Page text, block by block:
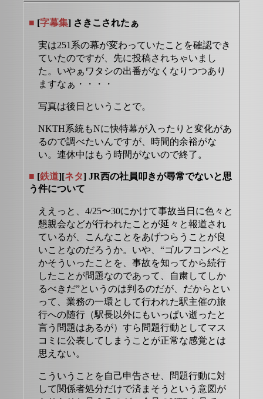
■ [字幕集] さきこされたぁ
実は251系の幕が変わっていたことを確認でき
ていたのですが、先に投稿されちゃいまし
た。いやぁワタシの出番がなくなりつつあり
ますなぁ・・・・
写真は後日ということで。
NKTH系統もNに快特幕が入ったりと変化があ
るので調べたいんですが、時間的余裕がな
い。連休中はもう時間がないので終了。
■ [鉄道][ネタ] JR西の社員叩きが尋常でないと思
う件について
ええっと、4/25〜30にかけて事故当日に色々と
懇親会などが行われたことが延々と報道され
ているが、こんなことをあげつらうことが良
いことなのだろうか。いや、“ゴルフコンペと
かそういったことを、事故を知ってから続行
したことが問題なのであって、自粛してしか
るべきだ”というのは判るのだが、だからとい
って、業務の一環として行われた駅主催の旅
行への随行（駅長以外にもいっぱい逝ったと
言う問題はあるが）すら問題行動としてマス
コミに公表してしまうことが正常な感覚とは
思えない。
こういうことを自己申告させ、問題行動に対
して関係者処分だけで済まそうという意図が